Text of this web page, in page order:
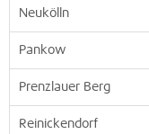
Neukölln
Pankow
Prenzlauer Berg
Reinickendorf